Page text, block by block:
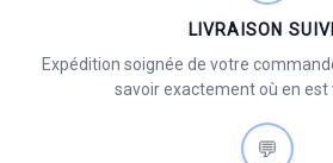
LIVRAISON
Expédition soignée de votre
savoir exactement où en est
💬